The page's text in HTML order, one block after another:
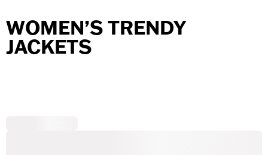
WOMEN’S TRENDY
JACKETS